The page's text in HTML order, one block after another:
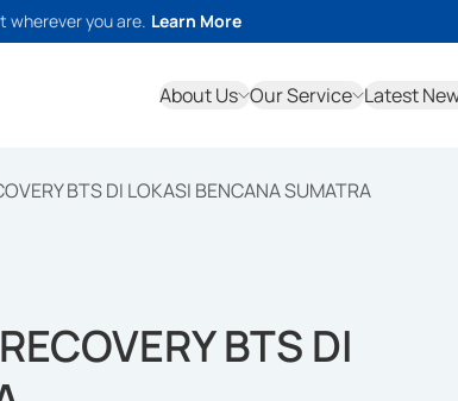
you are. Learn More
About Us Our Service Latest
BTS DI LOKASI BENCANA SUMATRA
BTS DI